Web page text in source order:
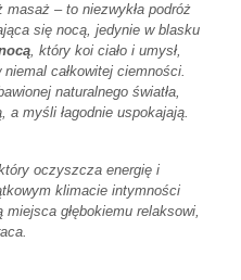
– to niezwykła podróż
się nocą, jedynie w blasku
, który koi ciało i umysł,
całkowitej ciemności.
naturalnego światła,
a myśli łagodnie uspokajają.
oczyszcza energię i
klimacie intymności
głębokiemu relaksowi,